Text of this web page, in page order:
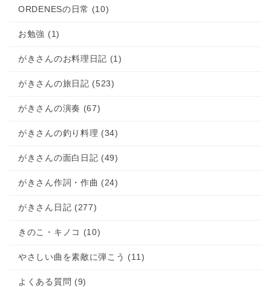
ルバージョン
ORDENESの日常 (10)
お勉強 (1)
がきさんのお料理日記 (1)
がきさんの旅日記 (523)
がきさんの演奏 (67)
がきさんの釣り料理 (34)
がきさんの面白日記 (49)
がきさん作詞・作曲 (24)
がきさん日記 (277)
きのこ・キノコ (10)
やさしい曲を素敵に弾こう (11)
よくある質問 (9)